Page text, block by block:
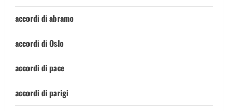
accordi di abramo
accordi di Oslo
accordi di pace
accordi di parigi